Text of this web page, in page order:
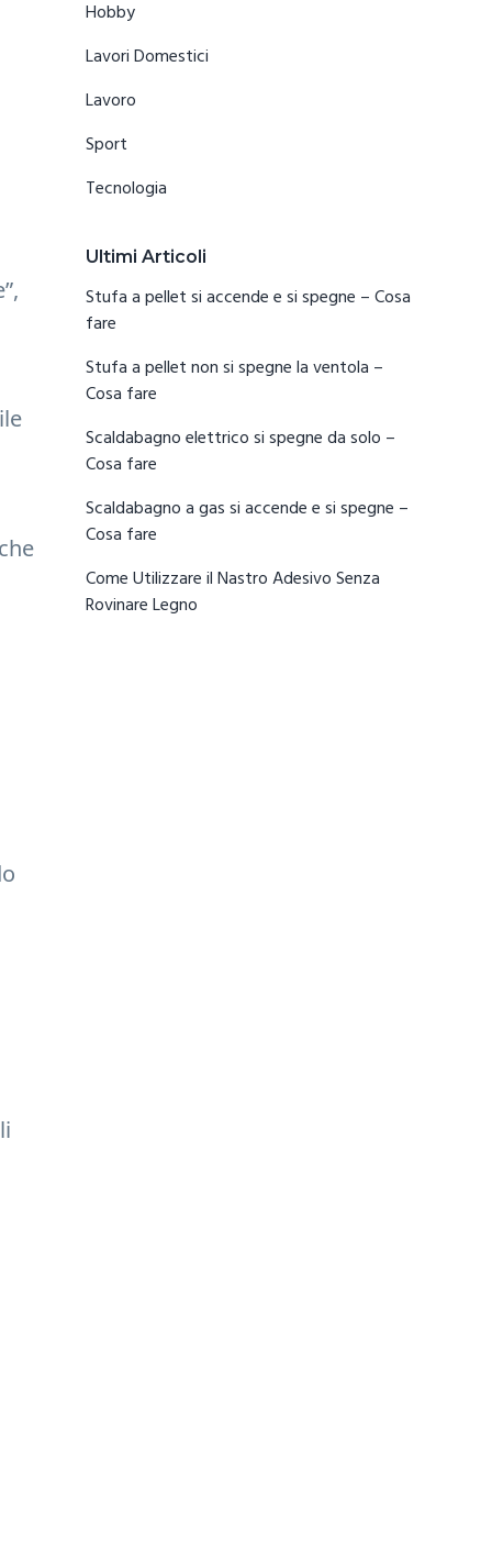
Hobby
Lavori Domestici
Lavoro
Sport
Tecnologia
Ultimi Articoli
Stufa a pellet si accende e si spegne​ – Cosa
fare
Stufa a pellet non si spegne la ventola​ –
Cosa fare
Scaldabagno elettrico si spegne da solo​ –
Cosa fare
Scaldabagno a gas si accende e si spegne​ –
Cosa fare
Come Utilizzare il Nastro Adesivo Senza
Rovinare Legno